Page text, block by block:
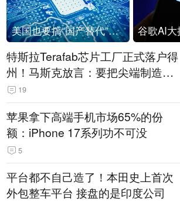
美国也要搞“国产替代”？先算清三笔账
特斯拉Terafab芯片工厂正式落户得
州！马斯克放言：要把尖端制造带
回美国
19
苹果拿下高端手机市场65%的份
额：iPhone 17系列功不可没
5
平台都不自己造了！本田史上首次
外包整车平台 接盘的是印度公司